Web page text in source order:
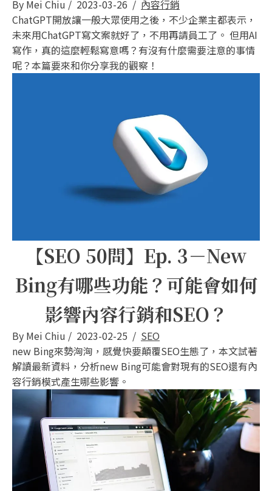
By Mei Chiu / 2023-03-26 / 內容行銷
ChatGPT開放讓一般大眾使用之後，不少企業主都表示，
未來用ChatGPT寫文案就好了，不用再請員工了。 但用AI
寫作，真的這麼輕鬆寫意嗎？有沒有什麼需要注意的事情
呢？本篇要來和你分享我的觀察！
【SEO 50問】Ep. 3－New
Bing有哪些功能？可能會如何
影響內容行銷和SEO？
By Mei Chiu / 2023-02-25 / SEO
new Bing來勢洶洶，感覺快要顛覆SEO生態了，本文試著
解讀最新資料，分析new Bing可能會對現有的SEO還有內
容行銷模式產生哪些影響。